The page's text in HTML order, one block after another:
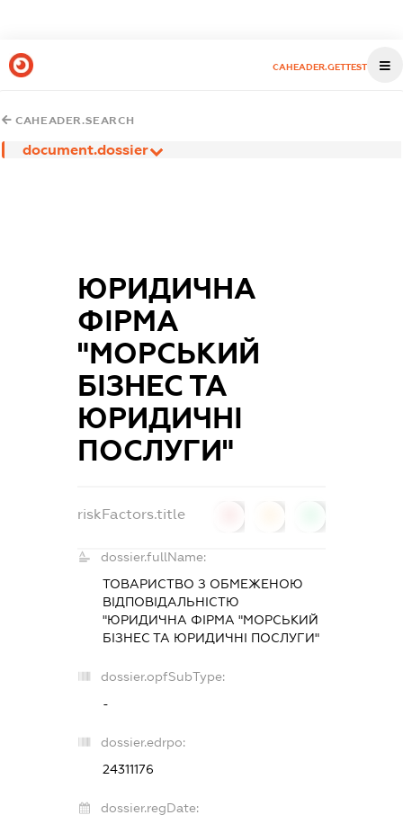
CAHEADER.GETTEST
CAHEADER.SEARCH
document.dossier
ЮРИДИЧНА
ФІРМА
"МОРСЬКИЙ
БІЗНЕС ТА
ЮРИДИЧНІ
ПОСЛУГИ"
riskFactors.title
dossier.fullName:
ТОВАРИСТВО З ОБМЕЖЕНОЮ
ВІДПОВІДАЛЬНІСТЮ
"ЮРИДИЧНА ФІРМА "МОРСЬКИЙ
БІЗНЕС ТА ЮРИДИЧНІ ПОСЛУГИ"
dossier.opfSubType:
-
dossier.edrpo:
24311176
dossier.regDate: